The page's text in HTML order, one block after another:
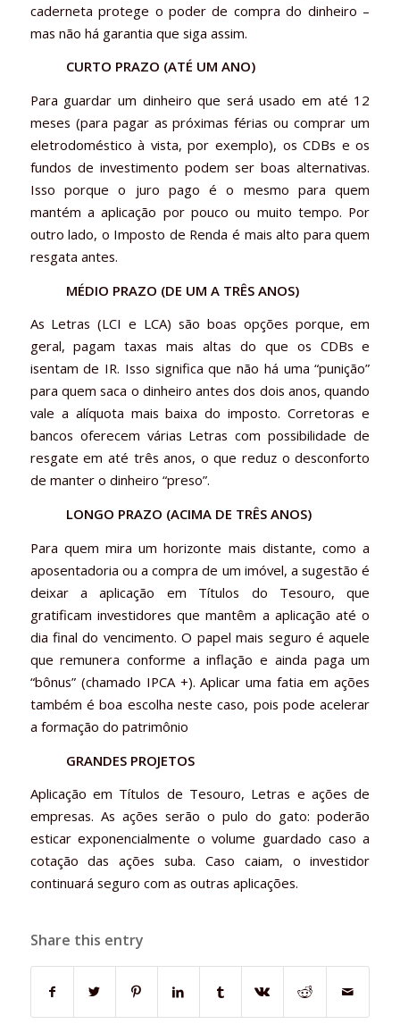
caderneta protege o poder de compra do dinheiro –
mas não há garantia que siga assim.
CURTO PRAZO (ATÉ UM ANO)
Para guardar um dinheiro que será usado em até 12
meses (para pagar as próximas férias ou comprar um
eletrodoméstico à vista, por exemplo), os CDBs e os
fundos de investimento podem ser boas alternativas.
Isso porque o juro pago é o mesmo para quem
mantém a aplicação por pouco ou muito tempo. Por
outro lado, o Imposto de Renda é mais alto para quem
resgata antes.
MÉDIO PRAZO (DE UM A TRÊS ANOS)
As Letras (LCI e LCA) são boas opções porque, em
geral, pagam taxas mais altas do que os CDBs e
isentam de IR. Isso significa que não há uma “punição”
para quem saca o dinheiro antes dos dois anos, quando
vale a alíquota mais baixa do imposto. Corretoras e
bancos oferecem várias Letras com possibilidade de
resgate em até três anos, o que reduz o desconforto
de manter o dinheiro “preso”.
LONGO PRAZO (ACIMA DE TRÊS ANOS)
Para quem mira um horizonte mais distante, como a
aposentadoria ou a compra de um imóvel, a sugestão é
deixar a aplicação em Títulos do Tesouro, que
gratificam investidores que mantêm a aplicação até o
dia final do vencimento. O papel mais seguro é aquele
que remunera conforme a inflação e ainda paga um
“bônus” (chamado IPCA +). Aplicar uma fatia em ações
também é boa escolha neste caso, pois pode acelerar
a formação do patrimônio
GRANDES PROJETOS
Aplicação em Títulos de Tesouro, Letras e ações de
empresas. As ações serão o pulo do gato: poderão
esticar exponencialmente o volume guardado caso a
cotação das ações suba. Caso caiam, o investidor
continuará seguro com as outras aplicações.
Share this entry